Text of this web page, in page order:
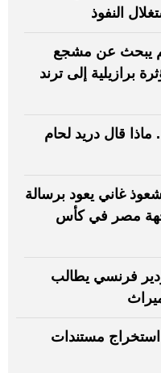
النفوذ
يبحث عن مشجع
برازيلية إلى ترند
قال دريد لحام
غاني يعود برسالة
مصر في كأس
فرنسي يطالب
استخراج مستندات